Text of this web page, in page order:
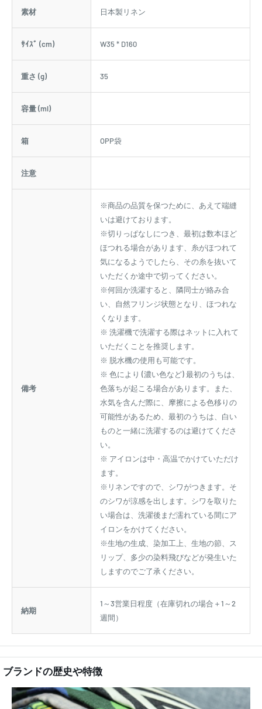
素材 日本製リネン
ｻｲｽﾞ (cm) W35 * D160
重さ (g) 35
容量 (ml)
箱 OPP袋
注意
備考
※商品の品質を保つために、あえて端縫
いは避けております。
※切りっぱなしにつき、最初は数本ほど
ほつれる場合があります、糸がほつれて
気になるようでしたら、その糸を抜いて
いただくか途中で切ってください。
※何回か洗濯すると、隣同士が絡み合
い、自然フリンジ状態となり、ほつれな
くなります。
※ 洗濯機で洗濯する際はネットに入れて
いただくことを推奨します。
※ 脱水機の使用も可能です。
※ 色により (濃い色など) 最初のうちは、
色落ちが起こる場合があります。また、
水気を含んだ際に、摩擦による色移りの
可能性があるため、最初のうちは、白い
ものと一緒に洗濯するのは避けてくださ
い。
※ アイロンは中・高温でかけていただけ
ます。
※リネンですので、シワがつきます。そ
のシワが涼感を出します。シワを取りた
い場合は、洗濯後まだ濡れている間にア
イロンをかけてください。
※生地の生成、染加工上、生地の節、ス
リップ、多少の染料飛びなどが発生いた
しますのでご了承ください。
納期
1～3営業日程度（在庫切れの場合＋1～2
週間）
ブランドの歴史や特徴